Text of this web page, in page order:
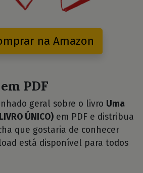
na Amazon
PDF
geral sobre o livro Uma
ÚNICO) em PDF e distribua
que gostaria de conhecer
está disponível para todos